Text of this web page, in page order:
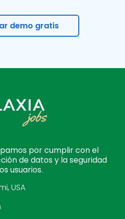
demo gratis
por cumplir con el
de datos y la seguridad
usuarios.
USA